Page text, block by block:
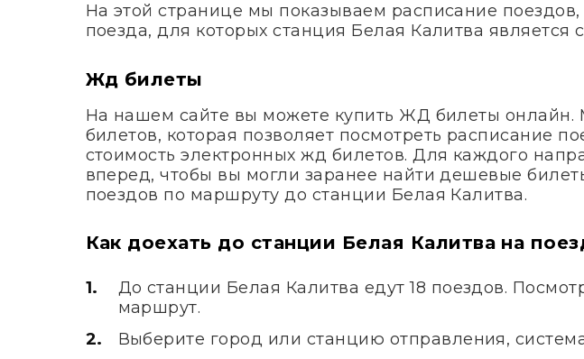
На этой странице мы показываем расписание
поезда, для которых станция Белая Калитва
Жд билеты
На нашем сайте вы можете купить ЖД билеты
билетов, которая позволяет посмотреть расписание
стоимость электронных жд билетов. Для каждого
вперед, чтобы вы могли заранее найти дешевые
поездов по маршруту до станции Белая Калитва.
Как доехать до станции Белая Калитва на
До станции Белая Калитва едут 18 поездов.
маршрут.
Выберите город или станцию отправления,